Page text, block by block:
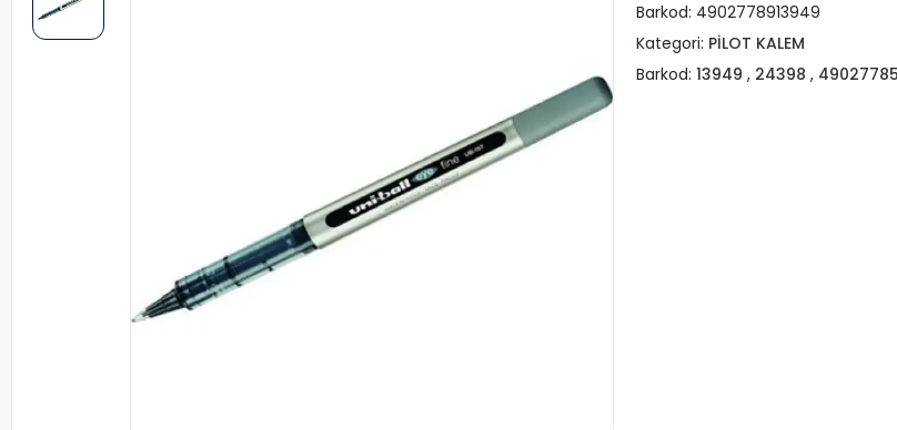
Barkod: 4902778913949
Kategori: PİLOT KALEM
Barkod: 13949 , 24398 ,